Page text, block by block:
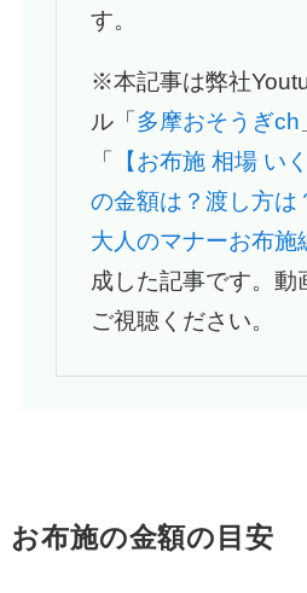
す。
※本記事は弊社
ル「 多摩おそうぎch
「
【お布施 相場 い
の金額は？渡し方は
大人のマナーお布施
成した記事です。動
ご視聴ください。
お布施の金額の目安